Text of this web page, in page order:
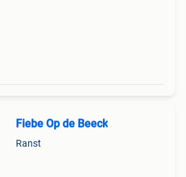
Fiebe Op de Beeck
Ranst